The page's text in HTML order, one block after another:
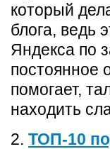
который
блога, ведь
Яндекса по
постоянное
помогает,
находить
2. ТОП-10